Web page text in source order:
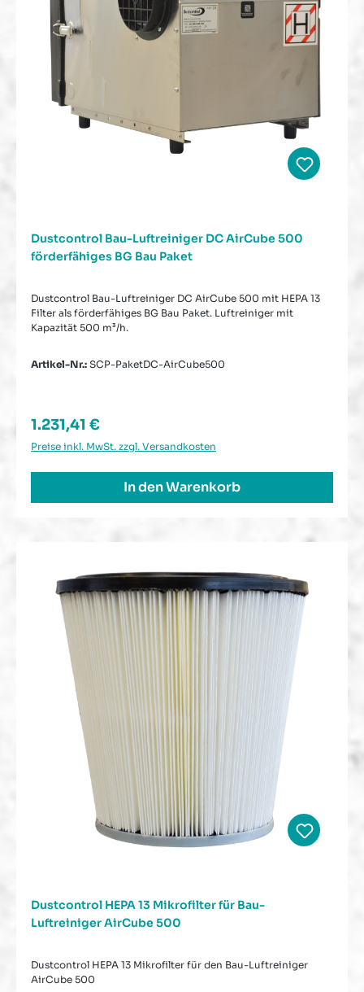
Dustcontrol Bau-Luftreiniger DC AirCube 500
förderfähiges BG Bau Paket
Dustcontrol Bau-Luftreiniger DC AirCube 500 mit HEPA 13
Filter als förderfähiges BG Bau Paket. Luftreiniger mit
Kapazität 500 m³/h.
Artikel-Nr.: SCP-PaketDC-AirCube500
Regulärer Preis:
1.231,41 €
Preise inkl. MwSt. zzgl. Versandkosten
In den Warenkorb
Dustcontrol HEPA 13 Mikrofilter für Bau-
Luftreiniger AirCube 500
Dustcontrol HEPA 13 Mikrofilter für den Bau-Luftreiniger
AirCube 500